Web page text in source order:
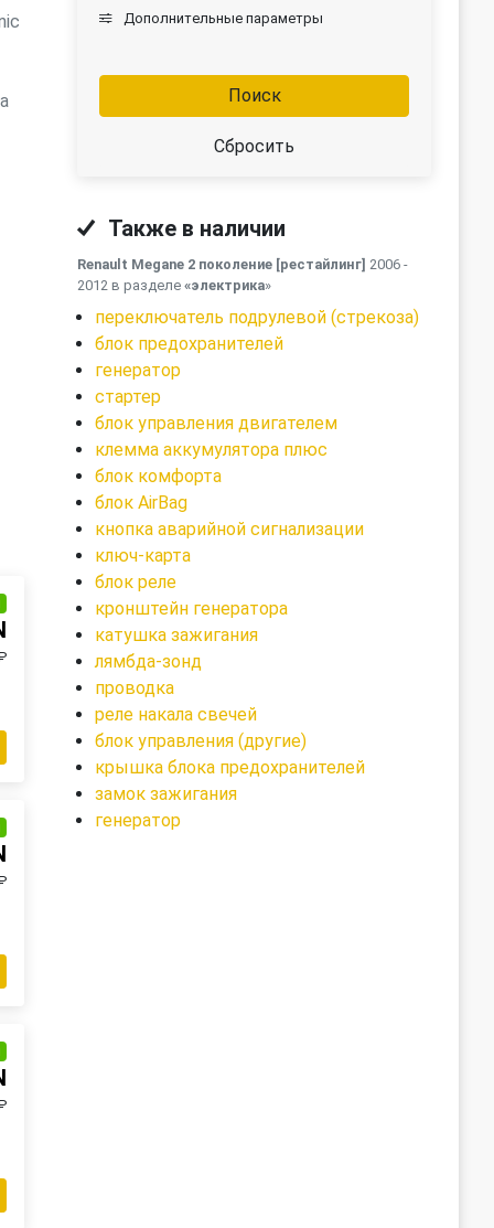
Дополнительные параметры
Поиск
Сбросить
Также в наличии
Renault Megane 2 поколение [рестайлинг] 2006 -
2012 в разделе «электрика»
переключатель подрулевой (стрекоза)
блок предохранителей
генератор
стартер
блок управления двигателем
клемма аккумулятора плюс
блок комфорта
блок AirBag
кнопка аварийной сигнализации
ключ-карта
блок реле
кронштейн генератора
катушка зажигания
лямбда-зонд
проводка
реле накала свечей
блок управления (другие)
крышка блока предохранителей
замок зажигания
генератор